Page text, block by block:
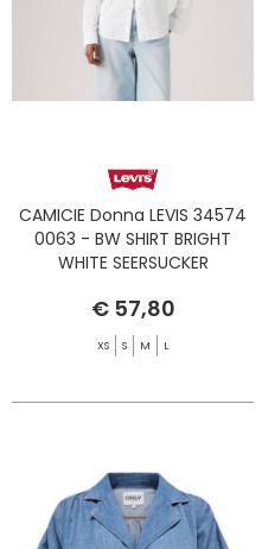
CAMICIE Donna LEVIS 34574
0063 - BW SHIRT BRIGHT
WHITE SEERSUCKER
€ 57,80
XS S M L